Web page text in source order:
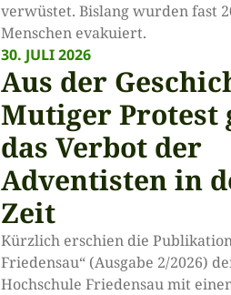
verwüstet. Bislang wurden fast
Menschen evakuiert.
30. JULI 2026
Aus der
Mutiger Protest
das Verbot der
Adventisten in
Zeit
Kürzlich erschien die
Friedensau“ (Ausgabe 2/2026)
Hochschule Friedensau mit